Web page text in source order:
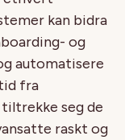
kan bidra
og
automatisere
fra
seg de
raskt og